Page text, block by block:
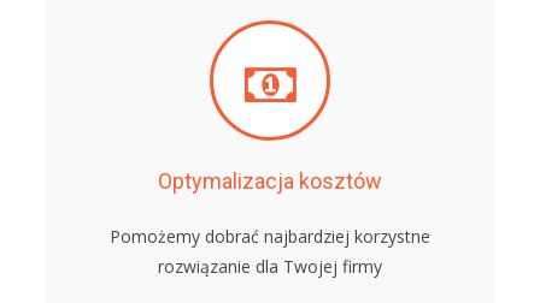
Optymalizacja kosztów
Pomożemy dobrać najbardziej korzystne
rozwiązanie dla Twojej firmy